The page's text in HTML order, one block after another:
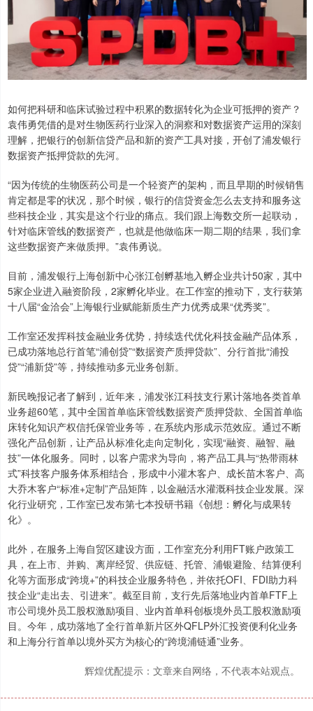
如何把科研和临床试验过程中积累的数据转化为企业可抵押的资产？
袁伟勇凭借的是对生物医药行业深入的洞察和对数据资产运用的深刻
理解，把银行的创新信贷产品和新的资产工具对接，开创了浦发银行
数据资产抵押贷款的先河。
“因为传统的生物医药公司是一个轻资产的架构，而且早期的时候销售
肯定都是零的状况，那个时候，银行的信贷资金怎么去支持和服务这
些科技企业，其实是这个行业的痛点。我们跟上海数交所一起联动，
针对临床管线的数据资产，也就是他做临床一期二期的结果，我们拿
这些数据资产来做质押。”袁伟勇说。
目前，浦发银行上海创新中心张江创孵基地入孵企业共计50家，其中
5家企业进入融资阶段，2家孵化毕业。在工作室的推动下，支行获第
十八届“金洽会”上海银行业赋能新质生产力优秀成果“优秀奖”。
工作室还发挥科技金融业务优势，持续迭代优化科技金融产品体系，
已成功落地总行首笔“浦创贷”“数据资产质押贷款”、分行首批“浦投
贷”“浦新贷”等，持续推动多元业务创新。
新民晚报记者了解到，近年来，浦发张江科技支行累计落地各类首单
业务超60笔，其中全国首单临床管线数据资产质押贷款、全国首单临
床转化知识产权信托保管业务等，在系统内形成示范效应。通过不断
强化产品创新，让产品从标准化走向定制化，实现“融资、融智、融
技”一体化服务。同时，以客户需求为导向，将产品工具与“热带雨林
式”科技客户服务体系相结合，形成中小灌木客户、成长苗木客户、高
大乔木客户“标准+定制”产品矩阵，以金融活水灌溉科技企业发展。深
化行业研究，工作室已发布第七本投研书籍《创想：孵化与成果转
化》。
此外，在服务上海自贸区建设方面，工作室充分利用FT账户政策工
具，在上市、并购、离岸经贸、供应链、托管、浦银避险、结算便利
化等方面形成“跨境+”的科技企业服务特色，并依托OFI、FDI助力科
技企业“走出去、引进来”。截至目前，支行先后落地业内首单FTF上
市公司境外员工股权激励项目、业内首单科创板境外员工股权激励项
目。今年，成功落地了全行首单新片区外QFLP外汇投资便利化业务
和上海分行首单以境外买方为核心的“跨境浦链通”业务。
辉煌优配提示：文章来自网络，不代表本站观点。